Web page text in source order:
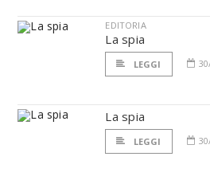
EDITORIA
La spia
LEGGI
La spia
LEGGI